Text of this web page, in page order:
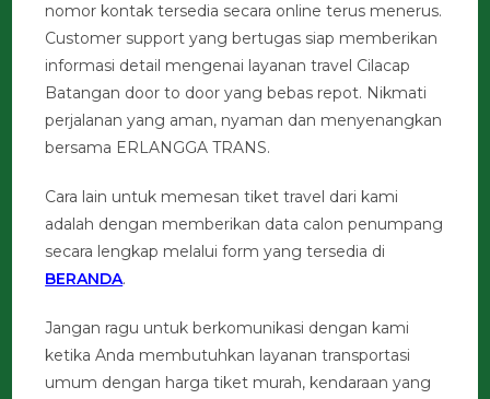
nomor kontak tersedia secara online terus menerus.
Customer support yang bertugas siap memberikan
informasi detail mengenai layanan travel Cilacap
Batangan door to door yang bebas repot. Nikmati
perjalanan yang aman, nyaman dan menyenangkan
bersama ERLANGGA TRANS.
Cara lain untuk memesan tiket travel dari kami
adalah dengan memberikan data calon penumpang
secara lengkap melalui form yang tersedia di
BERANDA.
Jangan ragu untuk berkomunikasi dengan kami
ketika Anda membutuhkan layanan transportasi
umum dengan harga tiket murah, kendaraan yang